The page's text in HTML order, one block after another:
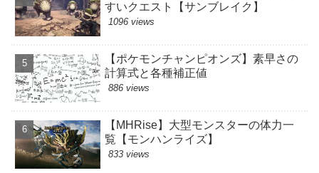
すいクエスト【サンブレイク】
1096 views
【ポケモンチャンピオンズ】素早さの
計算式と各種補正値
886 views
【MHRise】大型モンスターの体力一
覧【モンハンライズ】
833 views